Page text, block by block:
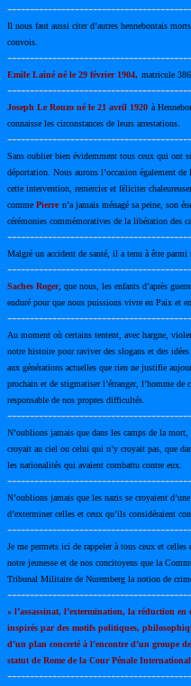
Il nous faut aussi citer d’autres hennebontais
convois.
Emile Lainé né le 29 février 1904, matricule
Joseph Le Rouzo né le 21 avril 1920 à
connaisse les circonstances de leurs arrestations.
Sans oublier bien évidemment tous ceux qui ont
déportation. Nous aurons l’occasion également
cette intervention, remercier et féliciter
comme Pierre n’a jamais ménagé sa peine, son
cérémonies commémoratives de la libération des
Malgré un accident de santé, il a tenu à être
Saches Roger, que nous, les enfants d’après
enduré pour que nous puissions vivre en Paix et
Au moment où certains tentent, avec hargne,
notre histoire pour raviver des slogans et des
aux générations actuelles que rien ne justifie
prochain et de stigmatiser l’étranger, l’homme
responsable de nos propres difficultés.
N’oublions jamais que dans les camps de la
croyait au ciel ou celui qui n’y croyait pas, que
les nationalités qui avaient combattu contre eux.
N’oublions jamais que les nazis se croyaient
d’exterminer celles et ceux qu’ils considéraient
Je me permets ici de rappeler à tous ceux et
notre jeunesse et de nos concitoyens que la
Tribunal Militaire de Nuremberg la notion de
« l’assassinat, l’extermination, la réduction
inspirés par des motifs politiques,
d’un plan concerté à l’encontre d’un groupe
statut de Rome de la Cour Pénale